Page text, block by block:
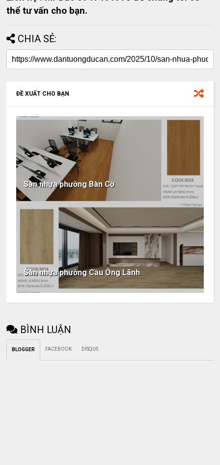
thể tư vấn cho bạn.
CHIA SẺ:
ĐỀ XUẤT CHO BẠN
Sàn nhựa phường Bàn Cờ
Sàn nhựa phường Cầu Ông Lãnh
BÌNH LUẬN
BLOGGER FACEBOOK DISQUS